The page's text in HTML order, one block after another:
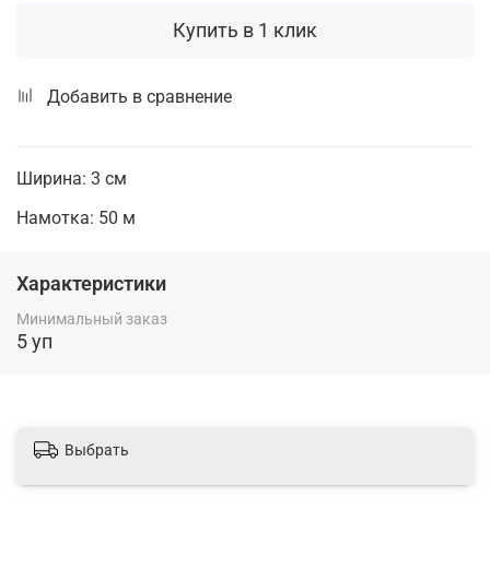
Купить в 1 клик
Добавить в сравнение
Ширина: 3 см
Намотка: 50 м
Характеристики
Минимальный заказ
5 уп
Выбрать